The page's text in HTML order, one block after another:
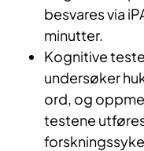
besvares via
minutter.
Kognitive
undersøker
ord, og
testene